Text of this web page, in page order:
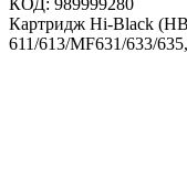
КОД: 989999280
Картридж Hi-Black
611/613/MF631/633/